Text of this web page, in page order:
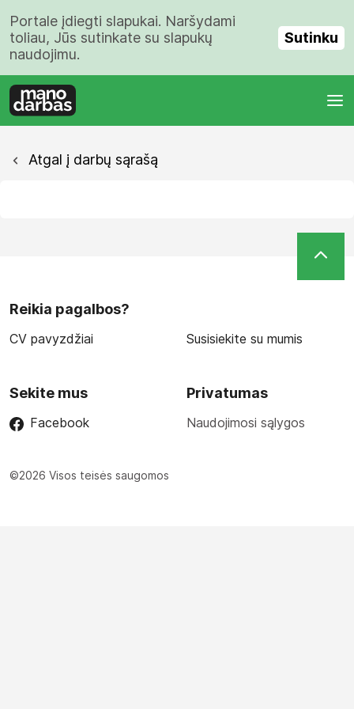
Portale įdiegti slapukai. Naršydami
toliau, Jūs sutinkate su slapukų
naudojimu.
Sutinku
Atgal į darbų sąrašą
Reikia pagalbos?
CV pavyzdžiai Susisiekite su mumis
Sekite mus
Facebook
Privatumas
Naudojimosi sąlygos
©2026 Visos teisės saugomos